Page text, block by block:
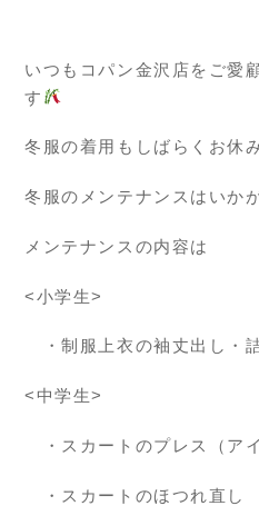
いつもコパン金沢店をご愛
す
冬服の着用もしばらくお休
冬服のメンテナンスはいか
メンテナンスの内容は
<小学生>
・制服上衣の袖丈出し・
<中学生>
・スカートのプレス（ア
・スカートのほつれ直し